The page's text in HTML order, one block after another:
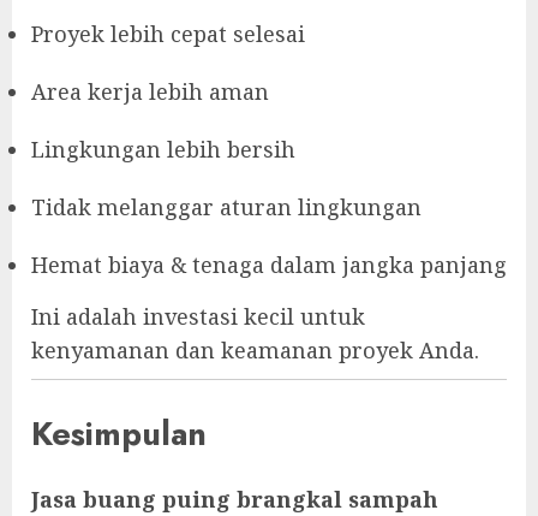
Proyek lebih cepat selesai
Area kerja lebih aman
Lingkungan lebih bersih
Tidak melanggar aturan lingkungan
Hemat biaya & tenaga dalam jangka panjang
Ini adalah investasi kecil untuk
kenyamanan dan keamanan proyek Anda.
Kesimpulan
Jasa buang puing brangkal sampah